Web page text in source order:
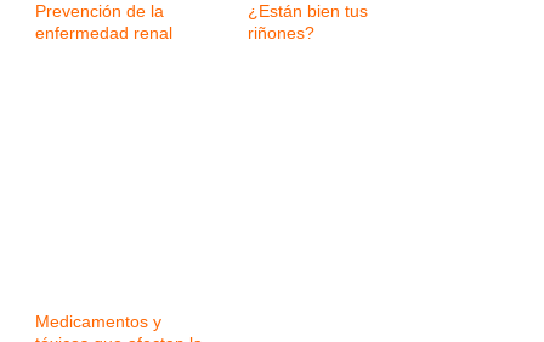
Prevención de la
enfermedad renal
¿Están bien tus
riñones?
Medicamentos y